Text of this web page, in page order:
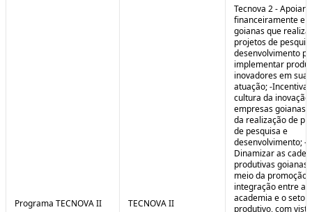
Programa TECNOVA II TECNOVA II
Tecnova 2 - Apoiar
financeiramente
goianas que
projetos de
desenvolvimento
implementar
inovadores em sua
atuação; -
cultura da inovação
empresas goianas
da realização de
de pesquisa e
desenvolvimento; -
Dinamizar as
produtivas goianas
meio da promoção
integração entre a
academia e o setor
produtivo, com